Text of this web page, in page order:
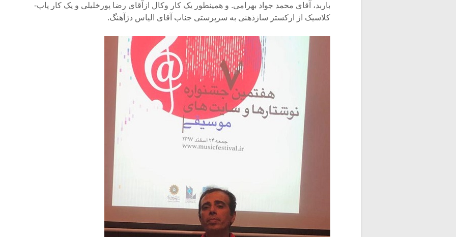
باربد، آقای محمد جواد بهرامی. و همینطور یک کار وکال ازآقای رضا پورخلیلی و یک کار پاپ-
کلاسیک از ارکستر سازذهنی به سرپرستی جناب آقای الیاس دژآهنگ.